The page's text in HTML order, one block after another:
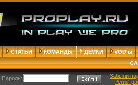
СТАТЬИ КОМАНДЫ ДЕМКИ
VOD'ы
Забыли